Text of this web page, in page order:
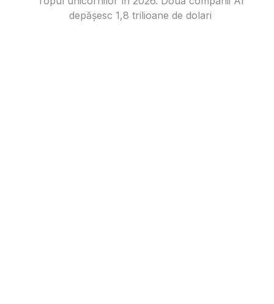
depășesc 1,8 trilioane de dolari